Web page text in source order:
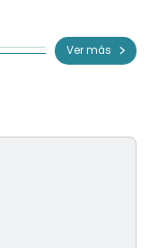
Ver más